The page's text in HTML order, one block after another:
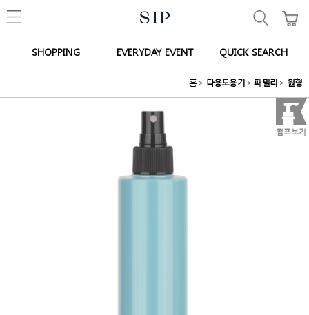
SHOPPING EVERYDAY EVENT QUICK SEARCH
홈 > 다용도용기 > 패밀리 > 원형
펌프보기